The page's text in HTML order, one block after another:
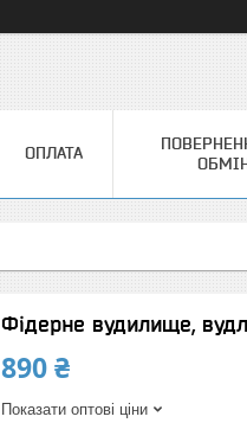
ОПЛАТА
Фідерне вудилище,
890 ₴
Показати оптові ціни